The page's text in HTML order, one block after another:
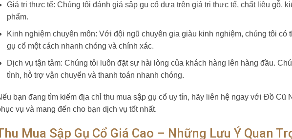
Giá trị thực tế: Chúng tôi đánh giá sập gụ cổ dựa trên giá trị thực tế, chất liệu gỗ,
phẩm.
Kinh nghiệm chuyên môn: Với đội ngũ chuyên gia giàu kinh nghiệm, chúng tôi có
gụ cổ một cách nhanh chóng và chính xác.
Dịch vụ tận tâm: Chúng tôi luôn đặt sự hài lòng của khách hàng lên hàng đầu.
tình, hỗ trợ vận chuyển và thanh toán nhanh chóng.
bạn đang tìm kiếm địa chỉ thu mua sập gụ cổ uy tín, hãy liên hệ ngay với Đồ Cũ
vụ và mang đến cho bạn dịch vụ tốt nhất.
Mua Sập Gụ Cổ Giá Cao – Những Lưu Ý Quan